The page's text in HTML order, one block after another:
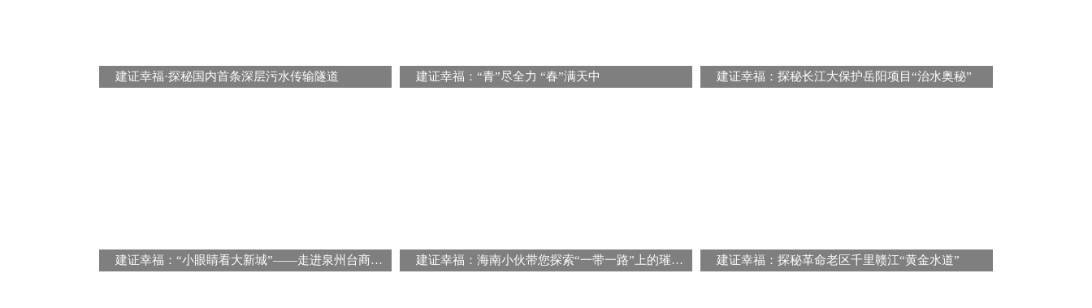
建证幸福·探秘国内首条深层污水传输隧道 建证幸福：“青”尽全力 “春”满天中 建证幸福：探秘长江大保护岳阳项目“治水奥秘”
建证幸福：“小眼睛看大新城”——走进泉州台商投资区白沙片区项目 建证幸福：海南小伙带您探索“一带一路”上的璀璨明珠 建证幸福：探秘革命老区千里赣江“黄金水道”